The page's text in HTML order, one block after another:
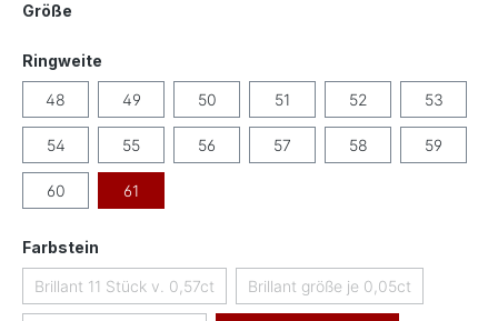
Größe
Ringweite
48 49 50 51 52 53
54 55 56 57 58 59
60 61
Farbstein
Brillant 11 Stück v. 0,57ct(Diese Option ist zurzeit nicht verfügbar.)
Brillant größe je 0,05ct
(Diese Option ist zurzeit